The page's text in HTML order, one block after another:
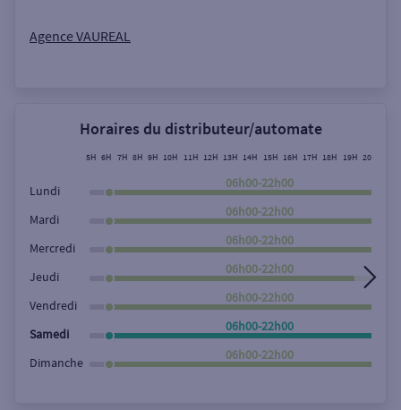
Rechercher
Agence VAUREAL
Horaires du distributeur/automate
5H 6H 7H 8H 9H 10H 11H 12H 13H 14H 15H 16H 17H 18H 19H 20H
Lundi
06h00-22h00
Mardi
06h00-22h00
Mercredi
06h00-22h00
Jeudi
06h00-22h00
Vendredi
06h00-22h00
Samedi
06h00-22h00
Dimanche
06h00-22h00